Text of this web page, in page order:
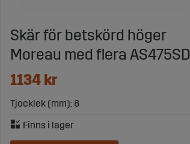
Skär för betskörd höger
Moreau med flera AS475SD
1134 kr
Tjocklek (mm): 8